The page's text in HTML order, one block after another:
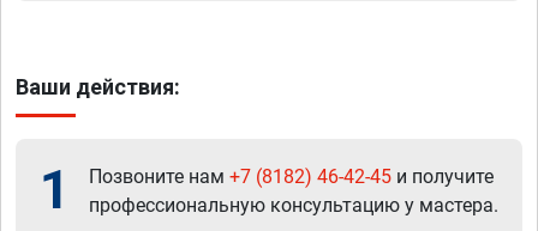
Ваши действия:
1 Позвоните нам +7 (8182) 46-42-45 и получите
профессиональную консультацию у мастера.